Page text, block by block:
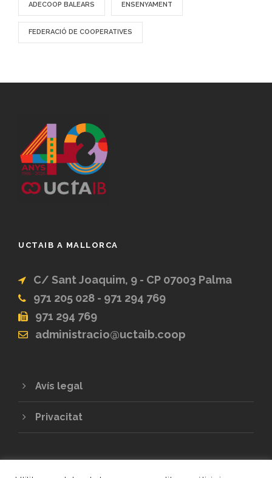
ADECOOP BALEARS ENSENYAMENT
FEDERACIÓ DE COOPERATIVES
UCTAIB A MALLORCA
C/ Sant Joaquim, 9 - CP 07003 Palma
971 205 028 - 971 294 769
971 294 769
administracio@uctaib.coop
Avís legal
Privacitat